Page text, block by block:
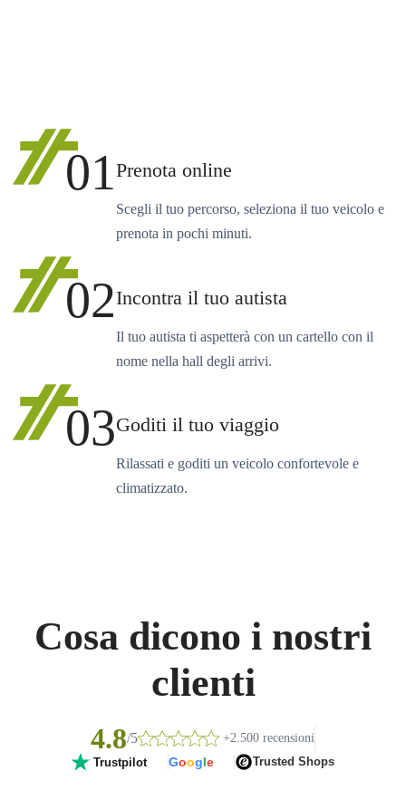
01Prenota online
Scegli il tuo percorso, seleziona il tuo veicolo e
prenota in pochi minuti.
02Incontra il tuo autista
Il tuo autista ti aspetterà con un cartello con il
nome nella hall degli arrivi.
03Goditi il tuo viaggio
Rilassati e goditi un veicolo confortevole e
climatizzato.
Cosa dicono i nostri
clienti
4.8/5 +2.500 recensioni
Trustpilot Google Trusted Shops